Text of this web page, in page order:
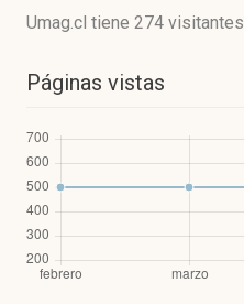
Umag.cl tiene 274 visitantes
Páginas vistas